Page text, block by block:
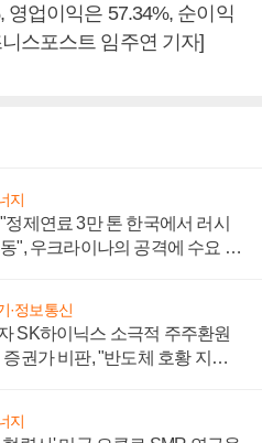
영업이익은 57.34%, 순이익
스포스트 임주연 기자]
지
정제연료 3만 톤 한국에서 러시
", 우크라이나의 공격에 수요 늘
·정보통신
SK하이닉스 소극적 주주환원
증권가 비판, "반도체 호황 지속
지